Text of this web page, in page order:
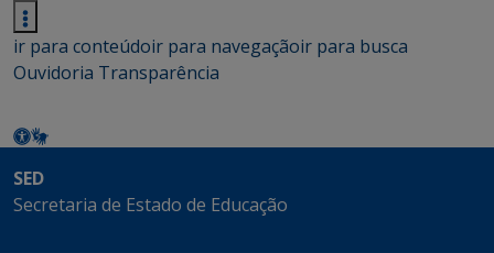
ir para conteúdoir para navegaçãoir para busca
Ouvidoria Transparência
SED
Secretaria de Estado de Educação